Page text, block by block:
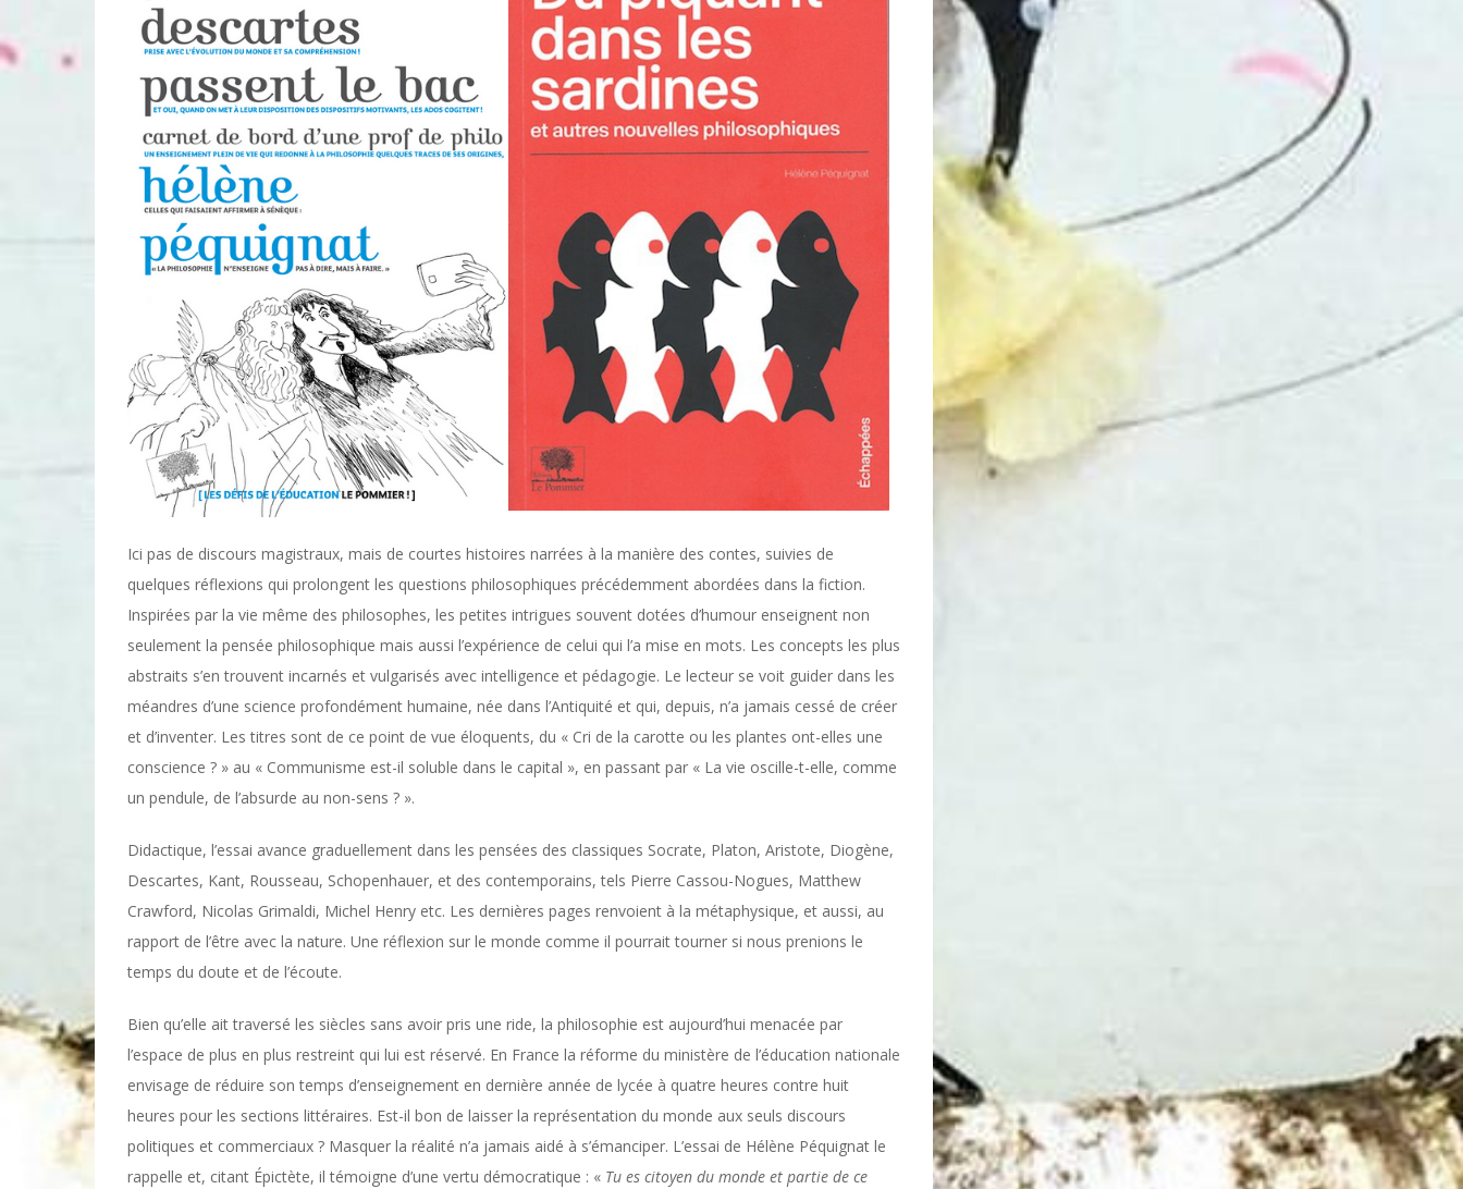
Ici pas de discours magistraux, mais de courtes histoires narrées à la manière des contes, suivies de
quelques réflexions qui prolongent les questions philosophiques précédemment abordées dans la fiction.
Inspirées par la vie même des philosophes, les petites intrigues souvent dotées d’humour enseignent non
seulement la pensée philosophique mais aussi l’expérience de celui qui l’a mise en mots. Les concepts les plus
abstraits s’en trouvent incarnés et vulgarisés avec intelligence et pédagogie. Le lecteur se voit guider dans les
méandres d’une science profondément humaine, née dans l’Antiquité et qui, depuis, n’a jamais cessé de créer
et d’inventer. Les titres sont de ce point de vue éloquents, du « Cri de la carotte ou les plantes ont-elles une
conscience ? » au « Communisme est-il soluble dans le capital », en passant par « La vie oscille-t-elle, comme
un pendule, de l’absurde au non-sens ? ».
Didactique, l’essai avance graduellement dans les pensées des classiques Socrate, Platon, Aristote, Diogène,
Descartes, Kant, Rousseau, Schopenhauer, et des contemporains, tels Pierre Cassou-Nogues, Matthew
Crawford, Nicolas Grimaldi, Michel Henry etc. Les dernières pages renvoient à la métaphysique, et aussi, au
rapport de l’être avec la nature. Une réflexion sur le monde comme il pourrait tourner si nous prenions le
temps du doute et de l’écoute.
Bien qu’elle ait traversé les siècles sans avoir pris une ride, la philosophie est aujourd’hui menacée par
l’espace de plus en plus restreint qui lui est réservé. En France la réforme du ministère de l’éducation nationale
envisage de réduire son temps d’enseignement en dernière année de lycée à quatre heures contre huit
heures pour les sections littéraires. Est-il bon de laisser la représentation du monde aux seuls discours
politiques et commerciaux ? Masquer la réalité n’a jamais aidé à s’émanciper. L’essai de Hélène Péquignat le
rappelle et, citant Épictète, il témoigne d’une vertu démocratique : « Tu es citoyen du monde et partie de ce